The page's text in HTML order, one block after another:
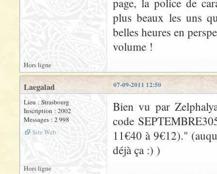
page, la police de
plus beaux les uns
belles heures en
volume !
Hors ligne
07-09-2011 12:50
Laegalad
Lieu : Strasbourg
Inscription : 2002
Messages : 2 998
Site Web
Bien vu par
code
11€40 à 9€12)."
déjà ça :) )
Hors ligne